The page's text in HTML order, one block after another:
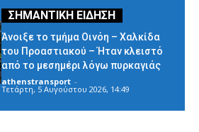
Άνοιξε το τμήμα Οινόη – Χαλκίδα
του Προαστιακού – Ήταν κλειστό
από το μεσημέρι λόγω πυρκαγιάς
athenstransport -
Τετάρτη, 5 Αυγούστου 2026, 14:49